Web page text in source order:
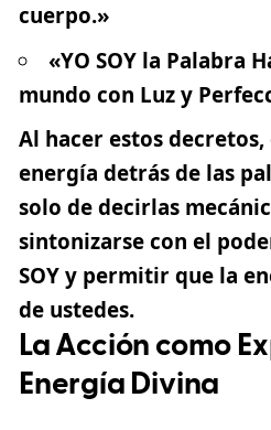
cuerpo.»
«YO SOY la Palabra
mundo con Luz y
Al hacer estos
energía detrás de las
solo de decirlas
sintonizarse con el
SOYy permitir que la
de ustedes.
La Acción como
Energía Divina